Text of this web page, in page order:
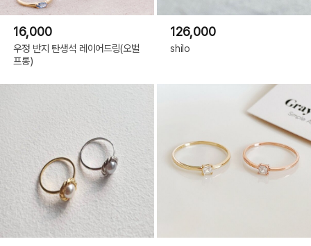
16,000
우정 반지 탄생석 레이어드링(오벌
프롱)
126,000
shilo